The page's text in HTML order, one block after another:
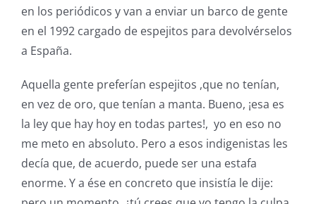
en los periódicos y van a enviar un barco de gente
en el 1992 cargado de espejitos para devolvérselos
a España.
Aquella gente preferían espejitos ,que no tenían,
en vez de oro, que tenían a manta. Bueno, ¡esa es
la ley que hay hoy en todas partes!, yo en eso no
me meto en absoluto. Pero a esos indigenistas les
decía que, de acuerdo, puede ser una estafa
enorme. Y a ése en concreto que insistía le dije: